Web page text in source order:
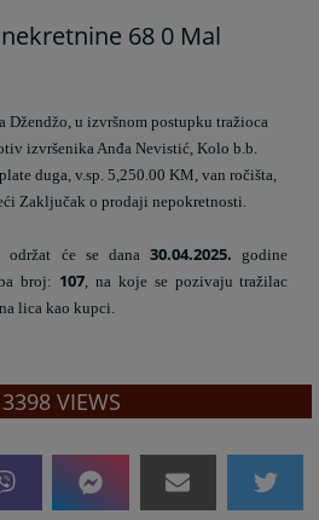
68 0 Mal
Džendžo, u izvršnom postupku tražioca
izvršenika Anđa Nevistić, Kolo b.b.
duga, v.sp. 5,250.00 KM, van ročišta,
Zaključak o prodaji nepokretnosti.
održat će se dana30.04.2025.
godine
broj: 107, na koje se pozivaju tražilac
lica kao kupci.
3398 VIEWS